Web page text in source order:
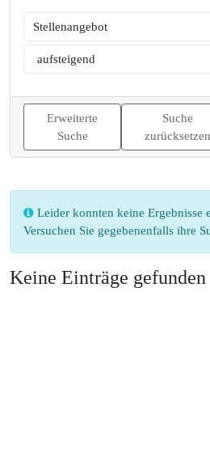
Erweiterte
Suche
Suche
zurücksetzen
Leider konnten keine Ergebnisse
Versuchen Sie gegebenenfalls ihre
Keine Einträge gefunden